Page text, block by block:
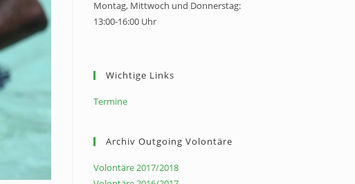
Montag, Mittwoch und Donnerstag:
13:00-16:00 Uhr
Wichtige Links
Termine
Archiv Outgoing Volontäre
Volontäre 2017/2018